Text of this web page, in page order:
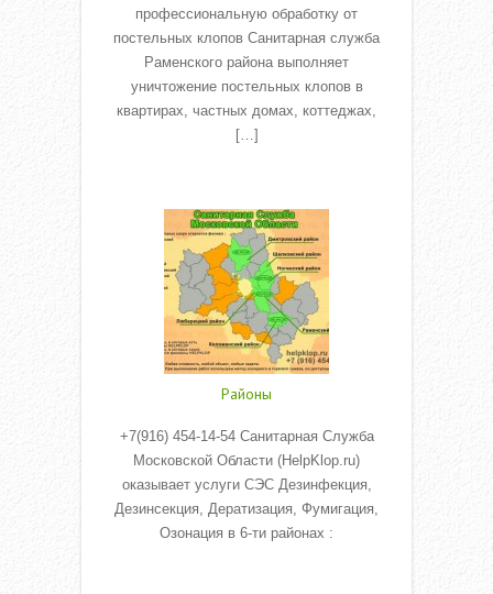
профессиональную обработку от
постельных клопов Санитарная служба
Раменского района выполняет
уничтожение постельных клопов в
квартирах, частных домах, коттеджах,
[…]
Районы
+7(916) 454-14-54 Санитарная Служба
Московской Области (HelpKlop.ru)
оказывает услуги СЭС Дезинфекция,
Дезинсекция, Дератизация, Фумигация,
Озонация в 6-ти районах :